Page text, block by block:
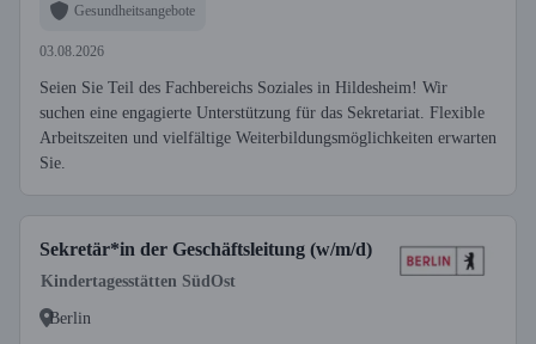
Gesundheitsangebote
03.08.2026
Seien Sie Teil des Fachbereichs Soziales in Hildesheim! Wir
suchen eine engagierte Unterstützung für das Sekretariat. Flexible
Arbeitszeiten und vielfältige Weiterbildungsmöglichkeiten erwarten
Sie.
Sekretär*in der Geschäftsleitung (w/m/d)
Kindertagesstätten SüdOst
Berlin